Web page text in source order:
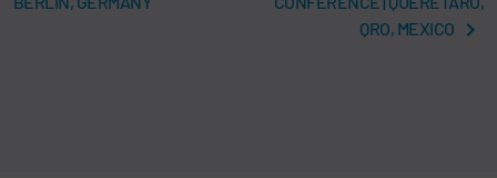
QRO, MEXICO